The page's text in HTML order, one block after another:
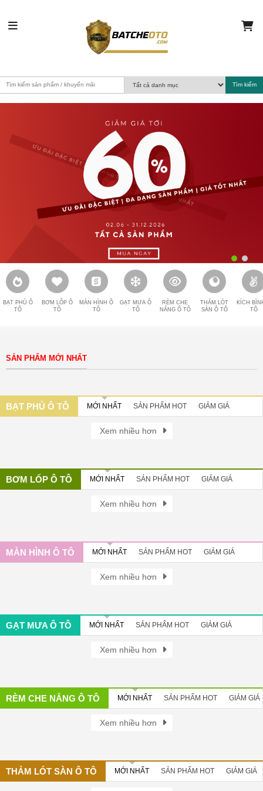
BẠT PHỦ Ô
TÔ
BƠM LỐP Ô
TÔ
MÀN HÌNH Ô
TÔ
GẠT MƯA Ô
TÔ
RÈM CHE
NẮNG Ô TÔ
THẢM LÓT
SÀN Ô TÔ
KÍCH
TÔ
SẢN PHẨM MỚI NHẤT
BẠT PHỦ Ô TÔ MỚI NHẤT SẢN PHẨM HOT GIẢM GIÁ
Xem nhiều hơn
BƠM LỐP Ô TÔ MỚI NHẤT SẢN PHẨM HOT GIẢM GIÁ
Xem nhiều hơn
MÀN HÌNH Ô TÔ MỚI NHẤT SẢN PHẨM HOT GIẢM GIÁ
Xem nhiều hơn
GẠT MƯA Ô TÔ MỚI NHẤT SẢN PHẨM HOT GIẢM GIÁ
Xem nhiều hơn
RÈM CHE NẮNG Ô TÔ MỚI NHẤT SẢN PHẨM HOT GIẢM GIÁ
Xem nhiều hơn
THẢM LÓT SÀN Ô TÔ MỚI NHẤT SẢN PHẨM HOT GIẢM GIÁ